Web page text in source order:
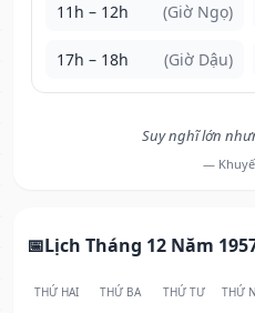
11h – 12h (Giờ Ngọ)
17h – 18h (Giờ Dậu)
Suy nghĩ lớn
—
Lịch Tháng 12 Năm
THỨ HAI THỨ BA THỨ TƯ THỨ